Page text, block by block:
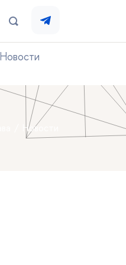
Новости
Новости